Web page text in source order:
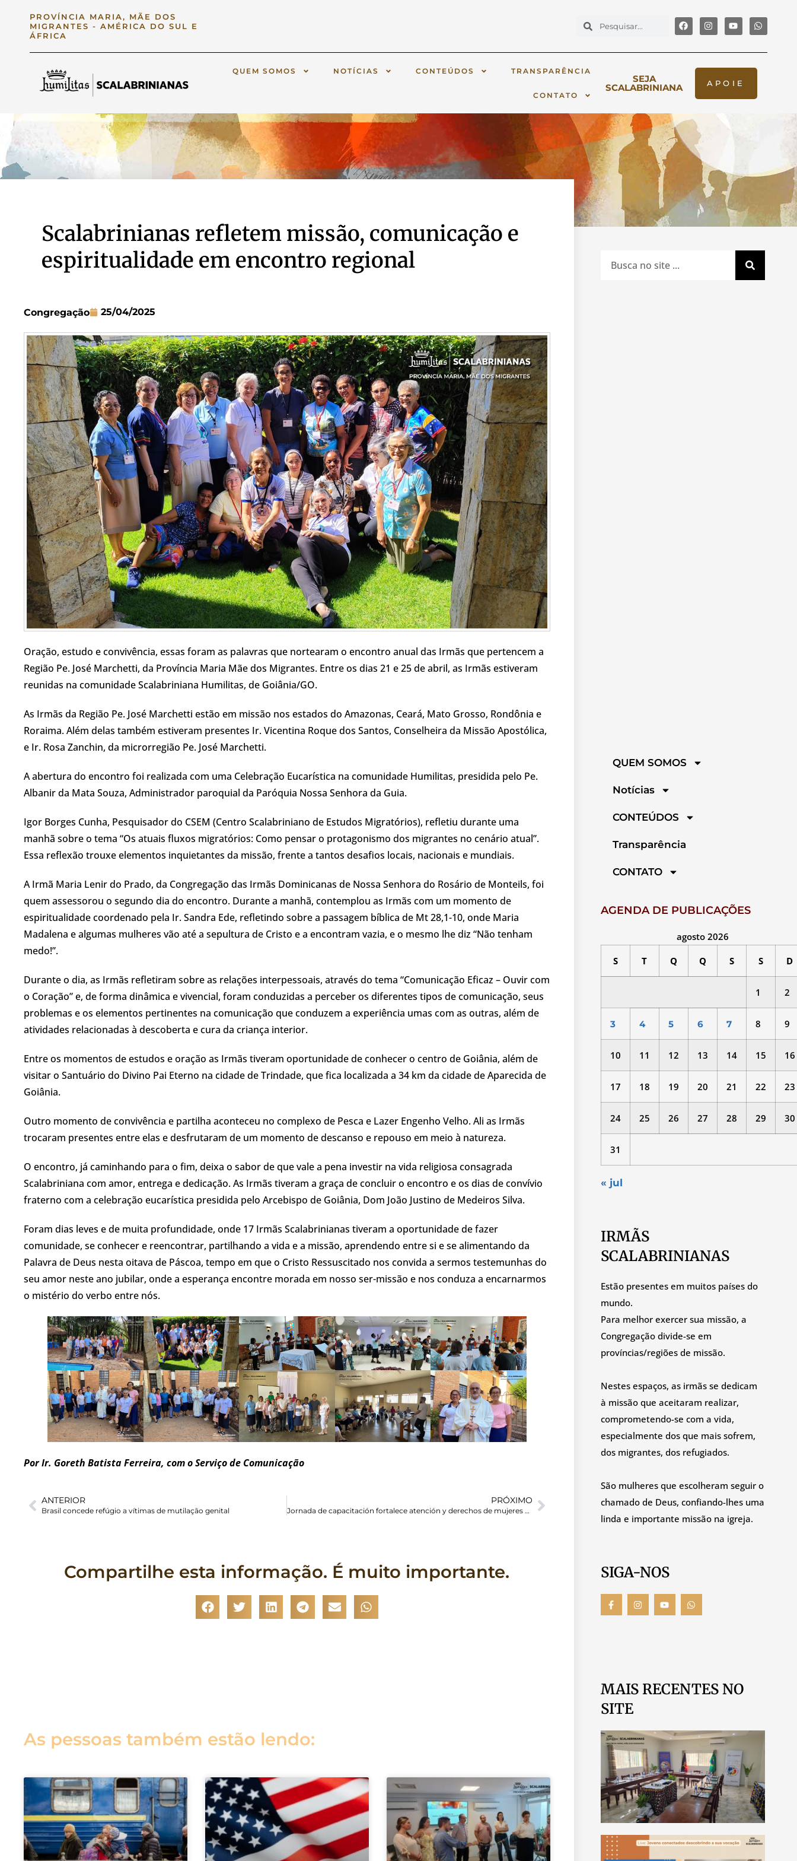
PROVÍNCIA MARIA, MÃE DOS
MIGRANTES - AMÉRICA DO SUL E
ÁFRICA
QUEM SOMOS NOTÍCIAS CONTEÚDOS TRANSPARÊNCIA
CONTATO
SEJA
SCALABRINIANA APOIE
Scalabrinianas refletem missão, comunicação e
espiritualidade em encontro regional
Congregação 25/04/2025
Oração, estudo e convivência, essas foram as palavras que nortearam o encontro anual das Irmãs que pertencem a
Região Pe. José Marchetti, da Província Maria Mãe dos Migrantes. Entre os dias 21 e 25 de abril, as Irmãs estiveram
reunidas na comunidade Scalabriniana Humilitas, de Goiânia/GO.
As Irmãs da Região Pe. José Marchetti estão em missão nos estados do Amazonas, Ceará, Mato Grosso, Rondônia e
Roraima. Além delas também estiveram presentes Ir. Vicentina Roque dos Santos, Conselheira da Missão Apostólica,
e Ir. Rosa Zanchin, da microrregião Pe. José Marchetti.
A abertura do encontro foi realizada com uma Celebração Eucarística na comunidade Humilitas, presidida pelo Pe.
Albanir da Mata Souza, Administrador paroquial da Paróquia Nossa Senhora da Guia.
Igor Borges Cunha, Pesquisador do CSEM (Centro Scalabriniano de Estudos Migratórios), refletiu durante uma
manhã sobre o tema “Os atuais fluxos migratórios: Como pensar o protagonismo dos migrantes no cenário atual”.
Essa reflexão trouxe elementos inquietantes da missão, frente a tantos desafios locais, nacionais e mundiais.
A Irmã Maria Lenir do Prado, da Congregação das Irmãs Dominicanas de Nossa Senhora do Rosário de Monteils, foi
quem assessorou o segundo dia do encontro. Durante a manhã, contemplou as Irmãs com um momento de
espiritualidade coordenado pela Ir. Sandra Ede, refletindo sobre a passagem bíblica de Mt 28,1-10, onde Maria
Madalena e algumas mulheres vão até a sepultura de Cristo e a encontram vazia, e o mesmo lhe diz “Não tenham
medo!”.
Durante o dia, as Irmãs refletiram sobre as relações interpessoais, através do tema “Comunicação Eficaz – Ouvir com
o Coração” e, de forma dinâmica e vivencial, foram conduzidas a perceber os diferentes tipos de comunicação, seus
problemas e os elementos pertinentes na comunicação que conduzem a experiência umas com as outras, além de
atividades relacionadas à descoberta e cura da criança interior.
Entre os momentos de estudos e oração as Irmãs tiveram oportunidade de conhecer o centro de Goiânia, além de
visitar o Santuário do Divino Pai Eterno na cidade de Trindade, que fica localizada a 34 km da cidade de Aparecida de
Goiânia.
Outro momento de convivência e partilha aconteceu no complexo de Pesca e Lazer Engenho Velho. Ali as Irmãs
trocaram presentes entre elas e desfrutaram de um momento de descanso e repouso em meio à natureza.
O encontro, já caminhando para o fim, deixa o sabor de que vale a pena investir na vida religiosa consagrada
Scalabriniana com amor, entrega e dedicação. As Irmãs tiveram a graça de concluir o encontro e os dias de convívio
fraterno com a celebração eucarística presidida pelo Arcebispo de Goiânia, Dom João Justino de Medeiros Silva.
Foram dias leves e de muita profundidade, onde 17 Irmãs Scalabrinianas tiveram a oportunidade de fazer
comunidade, se conhecer e reencontrar, partilhando a vida e a missão, aprendendo entre si e se alimentando da
Palavra de Deus nesta oitava de Páscoa, tempo em que o Cristo Ressuscitado nos convida a sermos testemunhas do
seu amor neste ano jubilar, onde a esperança encontre morada em nosso ser-missão e nos conduza a encarnarmos
o mistério do verbo entre nós.
Por Ir. Goreth Batista Ferreira, com o Serviço de Comunicação
ANTERIOR
Brasil concede refúgio a vítimas de mutilação genital
PRÓXIMO
Jornada de capacitación fortalece atención y derechos de mujeres migrantes
Compartilhe esta informação. É muito importante.
As pessoas também estão lendo:
QUEM SOMOS
Notícias
CONTEÚDOS
Transparência
CONTATO
AGENDA DE PUBLICAÇÕES
agosto 2026
S T Q Q S S D
1 2
3 4 5 6 7 8 9
10 11 12 13 14 15 16
17 18 19 20 21 22 23
24 25 26 27 28 29 30
31
« jul
IRMÃS
SCALABRINIANAS
Estão presentes em muitos países do
mundo.
Para melhor exercer sua missão, a
Congregação divide-se em
províncias/regiões de missão.
Nestes espaços, as irmãs se dedicam
à missão que aceitaram realizar,
comprometendo-se com a vida,
especialmente dos que mais sofrem,
dos migrantes, dos refugiados.
São mulheres que escolheram seguir o
chamado de Deus, confiando-lhes uma
linda e importante missão na igreja.
SIGA-NOS
MAIS RECENTES NO
SITE